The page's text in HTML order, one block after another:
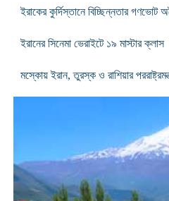
ইরাকের কুর্দিস্তানে বিচ্ছিন্নতার গণভোট
ইরানের সিনেমা ভেরাইটে ১৯ মাস্টার ক্লাস
মস্কোয় ইরান, তুরস্ক ও রাশিয়ার